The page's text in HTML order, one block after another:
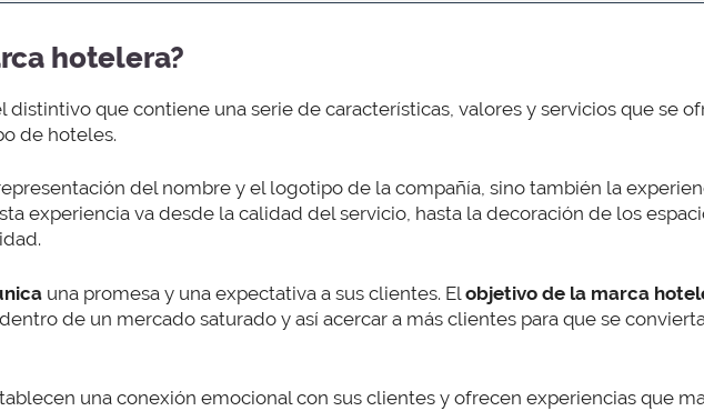
hotelera?
distintivo que contiene una serie de características, valores y servicios que se
de hoteles.
del nombre y el logotipo de la compañía, sino también la
experiencia va desde la calidad del servicio, hasta la decoración de los
una promesa y una expectativa a sus clientes. El objetivo de la marca
de un mercado saturado y así acercar a más clientes para que se
una conexión emocional con sus clientes y ofrecen experiencias que